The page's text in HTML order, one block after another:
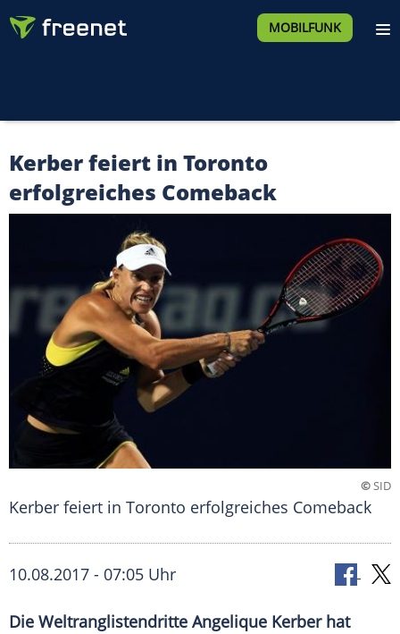
MOBILFUNK
Kerber feiert in Toronto
erfolgreiches Comeback
©SID
Kerber feiert in Toronto erfolgreiches Comeback
10.08.2017 - 07:05 Uhr
Die Weltranglistendritte Angelique Kerber hat